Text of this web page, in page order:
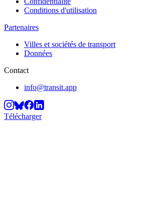
Conditions d'utilisation
Partenaires
Villes et sociétés de transport
Données
Contact
info@transit.app
Télécharger